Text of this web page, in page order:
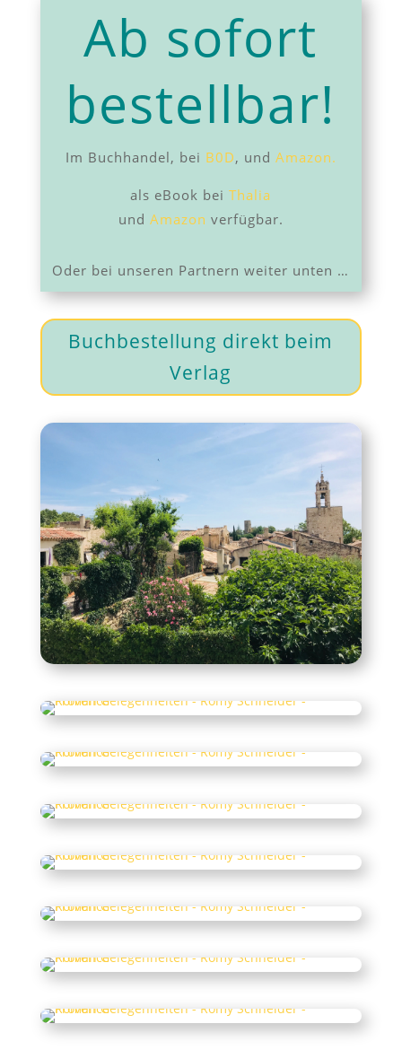
Ab sofort
bestellbar!
Im Buchhandel, bei B0D, und Amazon.
als eBook beiThalia
und Amazon verfügbar.
Oder bei unseren Partnern weiter unten …
Buchbestellung direkt beim
Verlag